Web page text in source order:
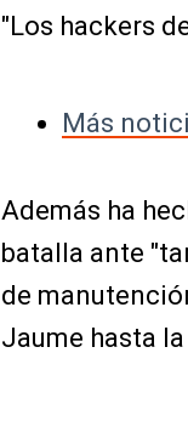
"Los hackers
Más
Además ha
batalla ante
de
Jaume hasta